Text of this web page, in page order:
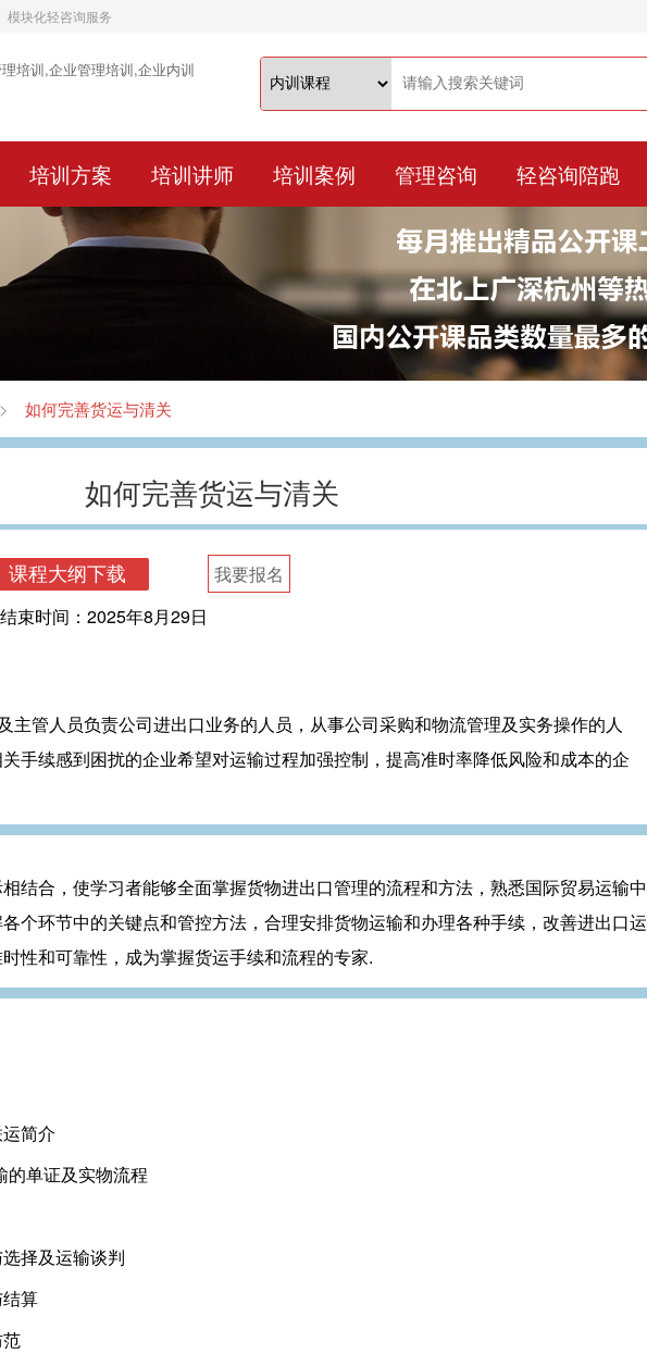
模块化轻咨询服务
培训方案 培训讲师 培训案例 管理咨询 轻咨询陪跑
如何完善货运与清关
如何完善货运与清关
我要报名
束时间：2025年8月29日
主管人员负责公司进出口业务的人员，从事公司采购和物流管理及实务操作的人
手续感到困扰的企业希望对运输过程加强控制，提高准时率降低风险和成本的企
结合，使学习者能够全面掌握货物进出口管理的流程和方法，熟悉国际贸易运输中
个环节中的关键点和管控方法，合理安排货物运输和办理各种手续，改善进出口运
性和可靠性，成为掌握货运手续和流程的专家.
简介
的单证及实物流程
择及运输谈判
算